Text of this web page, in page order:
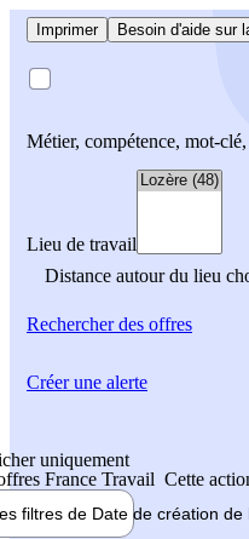
Imprimer Besoin d'aide sur
Métier, compétence, mot-
Lieu de travail
Distance autour du lieu
Rechercherdes offres
uniquement
France Travail Cette
filtres de Date de création de
Créer une alerte